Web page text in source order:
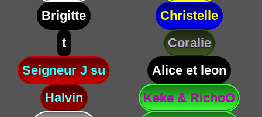
Brigitte
Christelle
t
Coralie
Seigneur J su
Alice et leon
Halvin
Keke & RichoO